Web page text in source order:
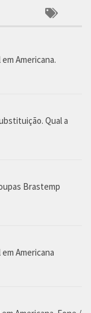
Americana.
Qual a
Brastemp
Americana